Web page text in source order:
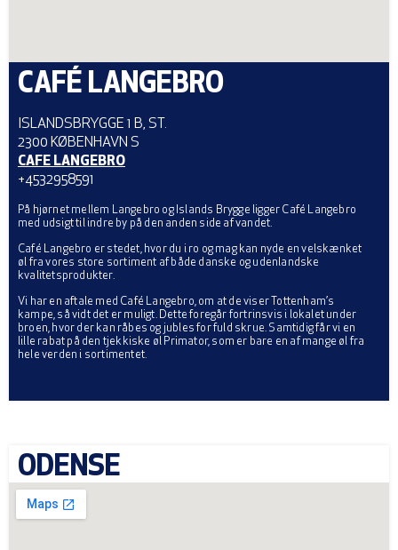
CAFÉ LANGEBRO
ISLANDSBRYGGE 1 B, ST.
2300 KØBENHAVN S
CAFE LANGEBRO
+4532958591
På hjørnet mellem Langebro og Islands Brygge ligger Café Langebro
med udsigt til indre by på den anden side af vandet.
Café Langebro er stedet, hvor du i ro og mag kan nyde en velskænket
øl fra vores store sortiment af både danske og udenlandske
kvalitetsprodukter.
Vi har en aftale med Café Langebro, om at de viser Tottenham’s
kampe, så vidt det er muligt. Dette foregår fortrinsvis i lokalet under
broen, hvor der kan råbes og jubles for fuld skrue. Samtidig får vi en
lille rabat på den tjekkiske øl Primator, som er bare en af mange øl fra
hele verden i sortimentet.
ODENSE